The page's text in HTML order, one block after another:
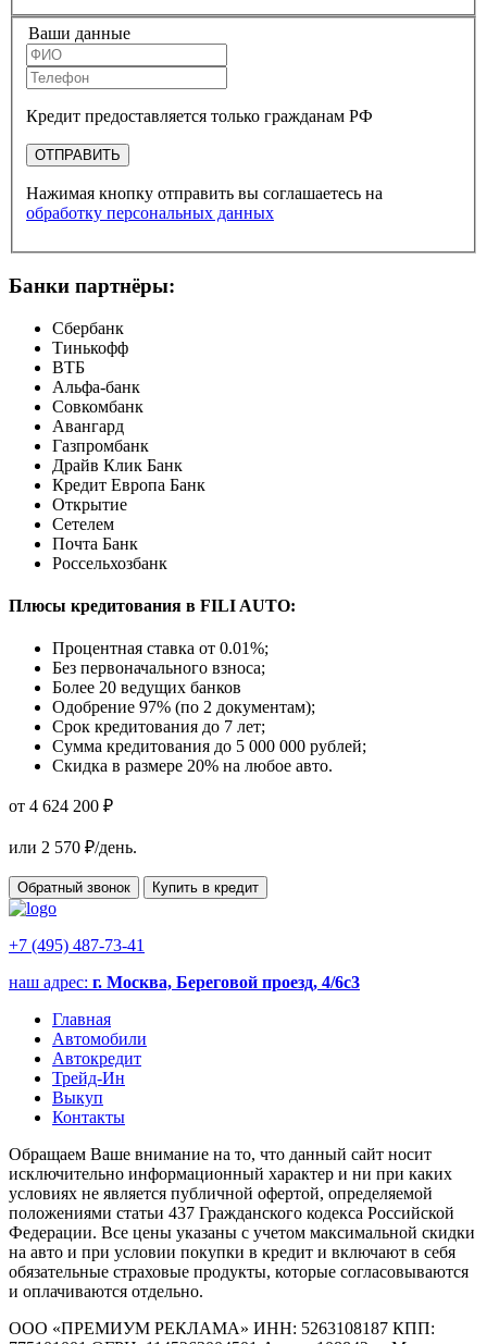
Ваши данные
Кредит предоставляется только гражданам РФ
ОТПРАВИТЬ
Нажимая кнопку отправить вы соглашаетесь на
обработку персональных данных
Банки партнёры:
Сбербанк
Тинькофф
ВТБ
Альфа-банк
Совкомбанк
Авангард
Газпромбанк
Драйв Клик Банк
Кредит Европа Банк
Открытие
Сетелем
Почта Банк
Россельхозбанк
Плюсы кредитования в FILI AUTO:
Процентная ставка от 0.01%;
Без первоначального взноса;
Более 20 ведущих банков
Одобрение 97% (по 2 документам);
Срок кредитования до 7 лет;
Сумма кредитования до 5 000 000 рублей;
Скидка в размере 20% на любое авто.
от 4 624 200 ₽
или 2 570 ₽/день.
Обратный звонок Купить в кредит
+7 (495) 487-73-41
наш адрес: г. Москва, Береговой проезд, 4/6с3
Главная
Автомобили
Автокредит
Трейд-Ин
Выкуп
Контакты
Обращаем Ваше внимание на то, что данный сайт носит
исключительно информационный характер и ни при каких
условиях не является публичной офертой, определяемой
положениями статьи 437 Гражданского кодекса Российской
Федерации. Все цены указаны с учетом максимальной скидки
на авто и при условии покупки в кредит и включают в себя
обязательные страховые продукты, которые согласовываются
и оплачиваются отдельно.
ООО «ПРЕМИУМ РЕКЛАМА» ИНН: 5263108187 КПП: